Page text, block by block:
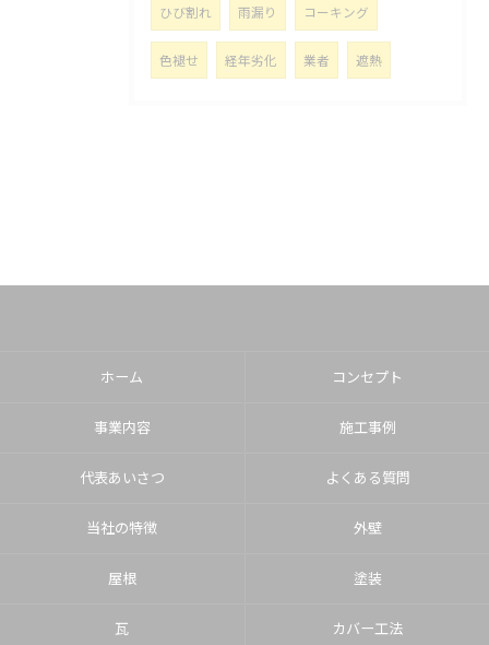
ひび割れ 雨漏り コーキング
色褪せ 経年劣化 業者 遮熱
ホーム コンセプト
事業内容 施工事例
代表あいさつ よくある質問
当社の特徴 外壁
屋根 塗装
瓦 カバー工法